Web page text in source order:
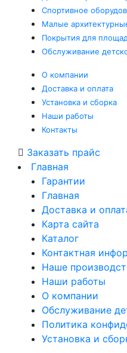
Спортивное
Малые
Покрытия для
Обслуживание
О компании
Доставка и оплата
Установка и сборка
Наши работы
Контакты
Заказать прайс
Главная
Гарантии
Главная
Доставка и
Карта сайта
Каталог
Контактная
Наше
Наши работы
О компании
Обслуживание
Политика
Установка и